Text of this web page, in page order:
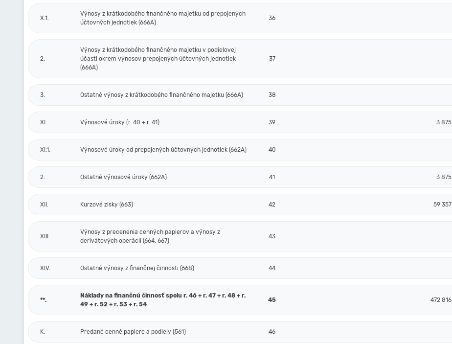
X.1.
Výnosy z krátkodobého finančného majetku od prepojených
účtovných jednotiek (666A)
36
2.
Výnosy z krátkodobého finančného majetku v podielovej
účasti okrem výnosov prepojených účtovných jednotiek
(666A)
37
3. Ostatné výnosy z krátkodobého finančného majetku (666A) 38
XI. Výnosové úroky (r. 40 + r. 41) 39 3 875
XI.1. Výnosové úroky od prepojených účtovných jednotiek (662A) 40
2. Ostatné výnosové úroky (662A) 41 3 875
XII. Kurzové zisky (663) 42 59 357
XIII.
Výnosy z precenenia cenných papierov a výnosy z
derivátových operácií (664, 667)
43
XIV. Ostatné výnosy z finančnej činnosti (668) 44
**.
Náklady na finančnú činnosť spolu r. 46 + r. 47 + r. 48 + r.
49 + r. 52 + r. 53 + r. 54
45 472 816
K. Predané cenné papiere a podiely (561) 46